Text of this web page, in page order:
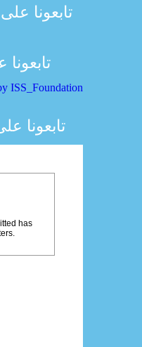
تابعونا على
ISS_Foundation
تابعونا